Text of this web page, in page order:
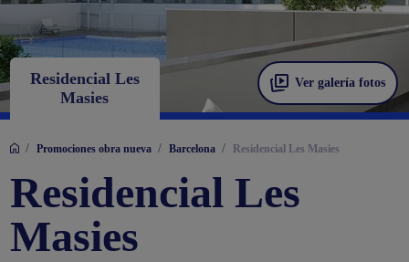
Ver galería fotos
Residencial Les
Masies
/ Promociones obra nueva / Barcelona / Residencial Les Masies
Residencial Les
Masies